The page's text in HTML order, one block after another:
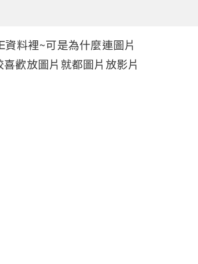
料裡~可是為什麼連圖片
歡放圖片就都圖片放影片